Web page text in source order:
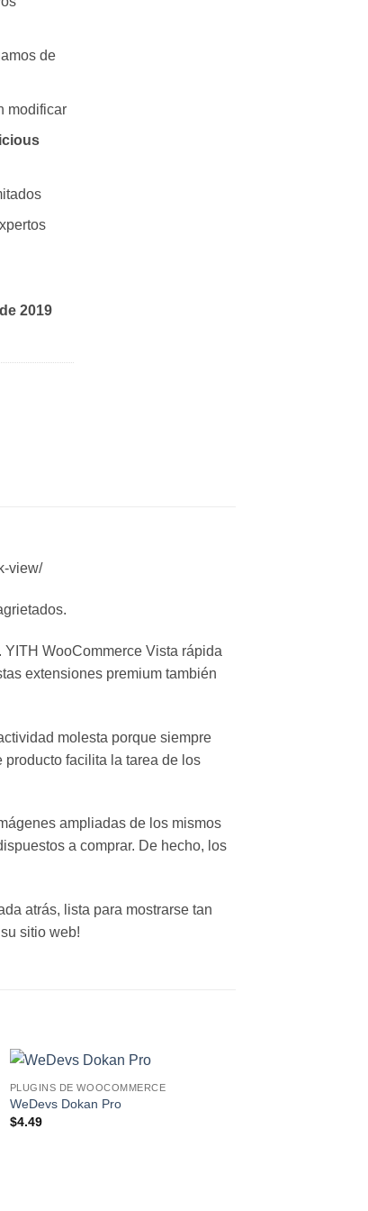
de
modificar
2019
view/
WooCommerce Vista rápida
extensiones premium también
molesta porque siempre
producto facilita la tarea de los
ampliadas de los mismos
a comprar. De hecho, los
atrás, lista para mostrarse tan
sitio web!
PLUGINS DE WOOCOMMERCE
WeDevs Dokan Pro
$4.49